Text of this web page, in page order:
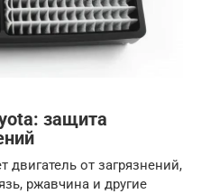
защита
от загрязнений,
ржавчина и другие